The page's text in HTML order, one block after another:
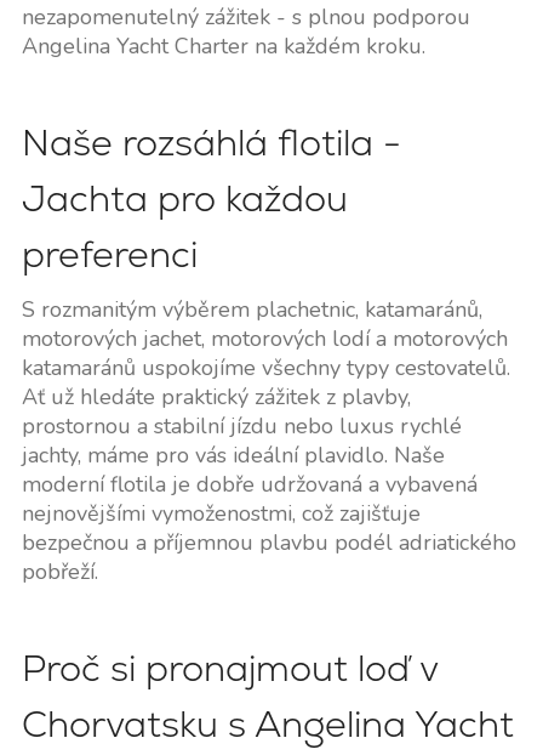
nezapomenutelný zážitek - s plnou podporou
Angelina Yacht Charter na každém kroku.
Naše rozsáhlá flotila -
Jachta pro každou
preferenci
S rozmanitým výběrem plachetnic, katamaránů,
motorových jachet, motorových lodí a motorových
katamaránů uspokojíme všechny typy cestovatelů.
Ať už hledáte praktický zážitek z plavby,
prostornou a stabilní jízdu nebo luxus rychlé
jachty, máme pro vás ideální plavidlo. Naše
moderní flotila je dobře udržovaná a vybavená
nejnovějšími vymoženostmi, což zajišťuje
bezpečnou a příjemnou plavbu podél adriatického
pobřeží.
Proč si pronajmout loď v
Chorvatsku s Angelina Yacht